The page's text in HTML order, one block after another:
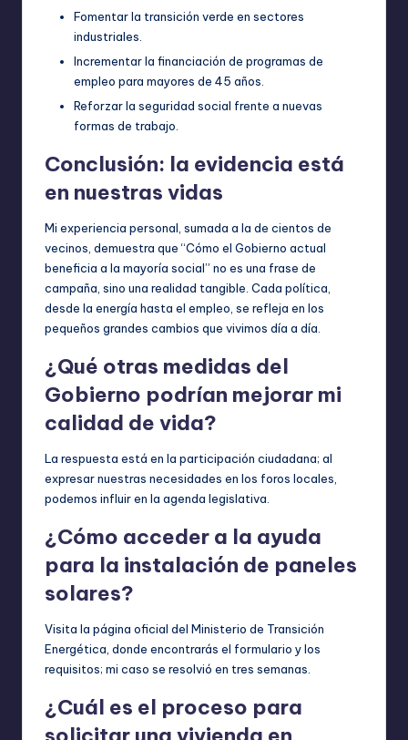
Fomentar la transición verde en sectores
industriales.
Incrementar la financiación de programas de
empleo para mayores de 45 años.
Reforzar la seguridad social frente a nuevas
formas de trabajo.
Conclusión: la evidencia está
en nuestras vidas
Mi experiencia personal, sumada a la de cientos de
vecinos, demuestra que “Cómo el Gobierno actual
beneficia a la mayoría social” no es una frase de
campaña, sino una realidad tangible. Cada política,
desde la energía hasta el empleo, se refleja en los
pequeños grandes cambios que vivimos día a día.
¿Qué otras medidas del
Gobierno podrían mejorar mi
calidad de vida?
La respuesta está en la participación ciudadana; al
expresar nuestras necesidades en los foros locales,
podemos influir en la agenda legislativa.
¿Cómo acceder a la ayuda
para la instalación de paneles
solares?
Visita la página oficial del Ministerio de Transición
Energética, donde encontrarás el formulario y los
requisitos; mi caso se resolvió en tres semanas.
¿Cuál es el proceso para